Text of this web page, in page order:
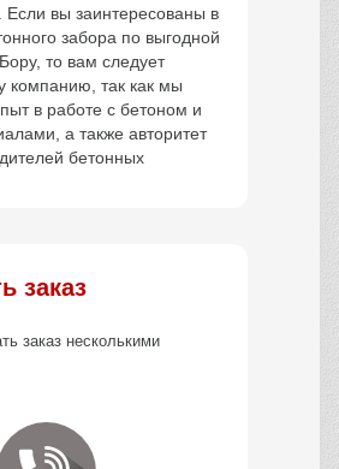
вы заинтересованы в
забора по выгодной
то вам следует
компанию, так как мы
в работе с бетоном и
а также авторитет
бетонных
заказ
заказ несколькими